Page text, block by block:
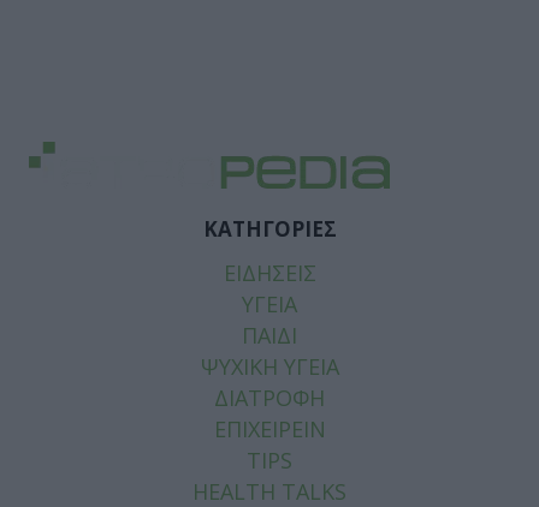
ΚΑΤΗΓΟΡΙΕΣ
ΕΙΔΗΣΕΙΣ
ΥΓΕΙΑ
ΠΑΙΔΙ
ΨΥΧΙΚΗ ΥΓΕΙΑ
ΔΙΑΤΡΟΦΗ
ΕΠΙΧΕΙΡΕΙΝ
TIPS
HEALTH TALKS